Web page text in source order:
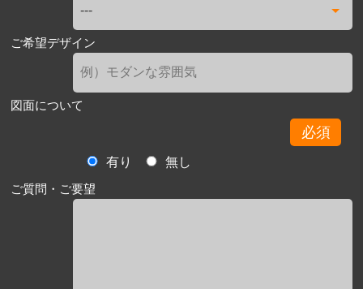
ご希望デザイン
図面について
必須
有り
無し
ご質問・ご要望